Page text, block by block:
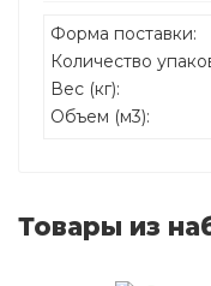
Форма поставки:
Количество
Вес (кг):
Объем (м3):
Товары из